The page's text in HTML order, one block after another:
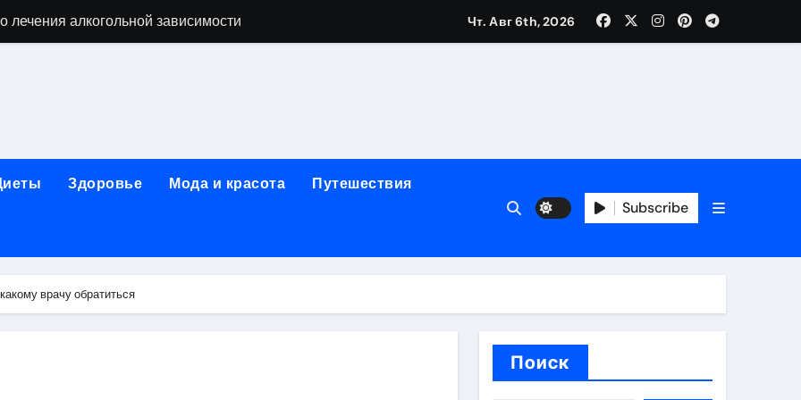
лечения алкогольной зависимости
для маникюра, педикюра, дизайна ногтей, депиляции и наращивания ресниц
огнезащитной изоляции для промышленных объектов
и Таджикистаном: варианты билетов и требования к документам
к консультации, методы обследования и ход приема
Чт. Авг 6th, 2026
Здоровье Мода и красота Путешествия
Subscribe
врачу обратиться
Поиск